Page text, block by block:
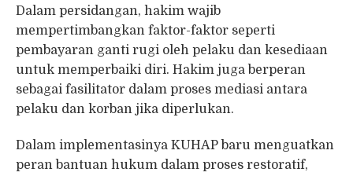
​Dalam persidangan, hakim wajib
mempertimbangkan faktor-faktor seperti
pembayaran ganti rugi oleh pelaku dan kesediaan
untuk memperbaiki diri. Hakim juga berperan
sebagai fasilitator dalam proses mediasi antara
pelaku dan korban jika diperlukan.
​Dalam implementasinya KUHAP baru menguatkan
peran bantuan hukum dalam proses restoratif,